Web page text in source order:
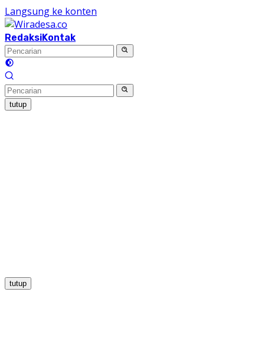
Langsung ke konten
RedaksiKontak
tutup
tutup